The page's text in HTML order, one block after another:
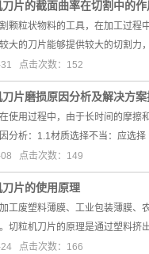
片的截面曲率在切割中的
颗粒状物料的工具，在加工过程
大的刀片能够提供较大的切割力
点击次数：152
片磨损原因分析及解决方案
使用过程中，由于长时间的摩擦
分析：1.1材质选择不当：应选择
点击次数：149
片的使用原理
工废塑料薄膜、工业包装薄膜、
切粒机刀片的原理是通过塑料挤
点击次数：166